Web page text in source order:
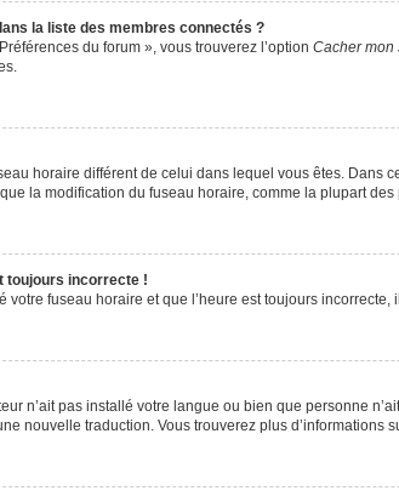
la liste des membres connectés ?
du forum », vous trouverez l’option Cacher mon
horaire différent de celui dans lequel vous êtes. Dans
la modification du fuseau horaire, comme la plupart
toujours incorrecte !
votre fuseau horaire et que l’heure est toujours
n’ait pas installé votre langue ou bien que personne
nouvelle traduction. Vous trouverez plus d’informations